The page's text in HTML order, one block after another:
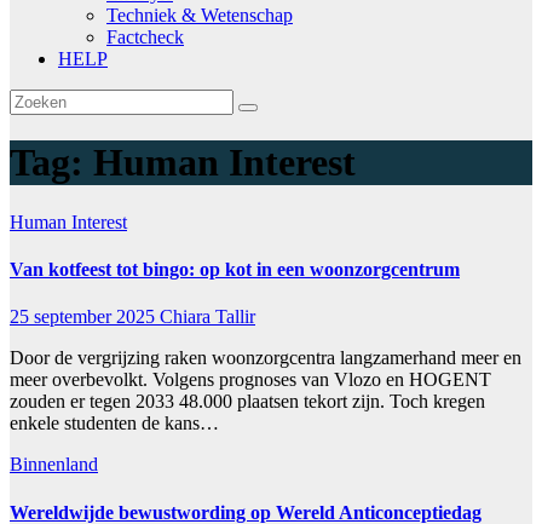
Techniek & Wetenschap
Factcheck
HELP
Tag: Human Interest
Human Interest
Van kotfeest tot bingo: op kot in een woonzorgcentrum
25 september 2025 Chiara Tallir
Door de vergrijzing raken woonzorgcentra langzamerhand meer en
meer overbevolkt. Volgens prognoses van Vlozo en HOGENT
zouden er tegen 2033 48.000 plaatsen tekort zijn. Toch kregen
enkele studenten de kans…
Binnenland
Wereldwijde bewustwording op Wereld Anticonceptiedag